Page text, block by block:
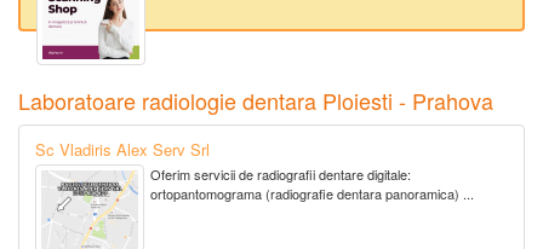
Laboratoare radiologie dentara Ploiesti - Prahova
Sc Vladiris Alex Serv Srl
Oferim servicii de radiografii dentare digitale:
ortopantomograma (radiografie dentara panoramica) ...